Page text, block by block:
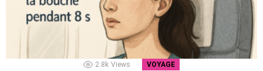
2.8k Views VOYAGE